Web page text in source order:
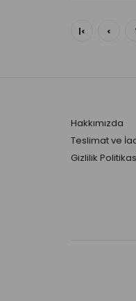
|< <
Hakkımızda
Teslimat ve
Gizlilik